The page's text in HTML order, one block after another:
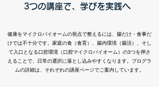
3つの講座で、学びを実践へ
健康をマイクロバイオームの視点で整えるには、腸だけ・食事だ
けでは不十分です。家庭の食（食育）、腸内環境（腸活）、そし
て入口となる口腔環境（口腔マイクロバイオーム）の3つを押さ
えることで、日常の選択に落とし込みやすくなります。プログラ
ムの詳細は、それぞれの講座ページでご案内しています。